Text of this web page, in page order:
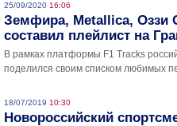
25/09/2020 16:06
Земфира, Metallica, Оззи
составил плейлист на
В рамках платформы F1 Tracks
поделился своим списком любимых
18/07/2019 10:30
Новороссийский